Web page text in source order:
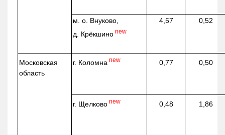
м. о. Внуково,
д. Крёкшино new
4,57 0,52
Московская
область
г. Коломна new 0,77 0,50
г. Щелково new 0,48 1,86